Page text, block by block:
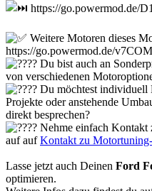
https://go.powermod.de/
Weitere Motoren dieses
https://go.powermod.de/
Du bist auch an
von verschiedenen
Du möchtest individuell
Projekte oder anstehende
direkt besprechen?
Nehme einfach Kontakt
auf aufKontakt zu
Lasse jetzt auch Deinen Ford
optimieren.